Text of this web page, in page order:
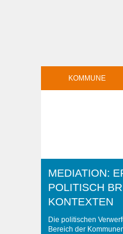
KOMMUNE
MEDIATION:
POLITISCH
KONTEXTEN
Die politischen
Bereich der